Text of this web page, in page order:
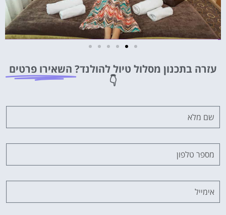
מציאת מלון
לחצו
עזרה בתכנון מסלול טיול להולנד? השאירו פרטים
👇